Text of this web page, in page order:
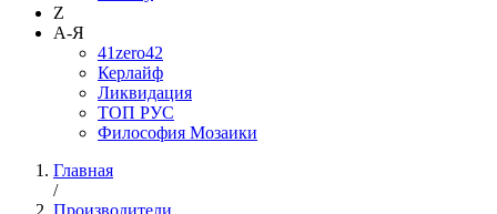
Z
А-Я
41zero42
Керлайф
Ликвидация
ТОП РУС
Философия Мозаики
Главная
/
Производители